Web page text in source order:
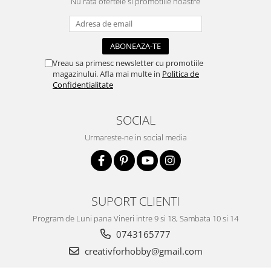
Accesorii pictura pe fata
Vreau sa primesc newsletter cu promotiile
magazinului. Afla mai multe in Politica de
Confidentialitate
SOCIAL
Urmareste-ne in social media
SUPORT CLIENTI
Program de Luni pana Vineri intre 9 si 18, Sambata 10 si 14
0743165777
creativforhobby@gmail.com